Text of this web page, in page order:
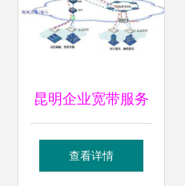
昆明企业宽带服务
解析 中国移动与云
查看详情